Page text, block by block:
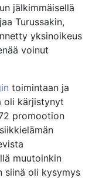
jälkimmäisellä
Turussakin,
yksinoikeus
voinut
toimintaan ja
oli kärjistynyt
promootion
muutoinkin
siinä oli kysymys